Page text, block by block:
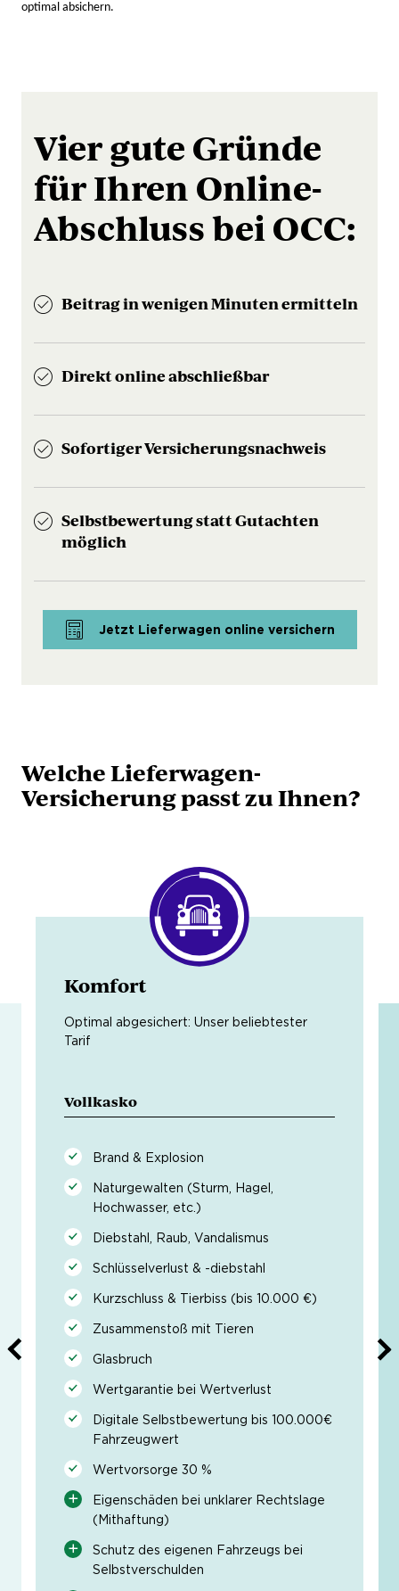
optimal absichern.
Vier gute Gründe
für Ihren Online-
Abschluss bei OCC:
Beitrag in wenigen Minuten ermitteln
Direkt online abschließbar
Sofortiger Versicherungsnachweis
Selbstbewertung statt Gutachten
möglich
Jetzt Lieferwagen online versichern
Welche Lieferwagen-
Versicherung passt zu Ihnen?
Komfort
Optimal abgesichert: Unser beliebtester
Tarif
Vollkasko
Brand & Explosion
Naturgewalten (Sturm, Hagel,
Hochwasser, etc.)
Diebstahl, Raub, Vandalismus
Schlüsselverlust & -diebstahl
Kurzschluss & Tierbiss (bis 10.000 €)
Zusammenstoß mit Tieren
Glasbruch
Wertgarantie bei Wertverlust
Digitale Selbstbewertung bis 100.000€
Fahrzeugwert
Wertvorsorge 30 %
Eigenschäden bei unklarer Rechtslage
(Mithaftung)
Schutz des eigenen Fahrzeugs bei
Selbstverschulden